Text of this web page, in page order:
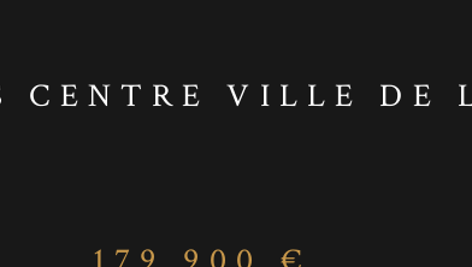
CENTRE VILLE DE